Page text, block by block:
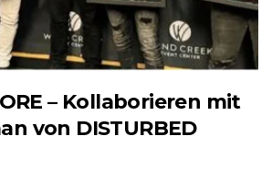
– Kollaborieren mit
von DISTURBED